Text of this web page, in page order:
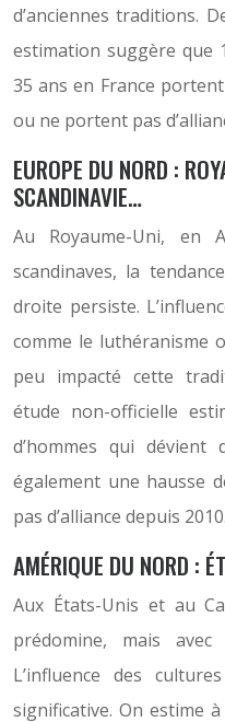
d’anciennes traditions.
estimation suggère que
35 ans en France
ou ne portent pas
EUROPE DU NORD :
SCANDINAVIE…
Au Royaume-Uni, en
scandinaves, la
droite persiste.
comme le luthéranisme
peu impacté cette
étude non-officielle
d’hommes qui
également une hausse
pas d’alliance depuis 2010.
AMÉRIQUE DU NORD :
Aux États-Unis et au
prédomine, mais
L’influence des
significative. On estime